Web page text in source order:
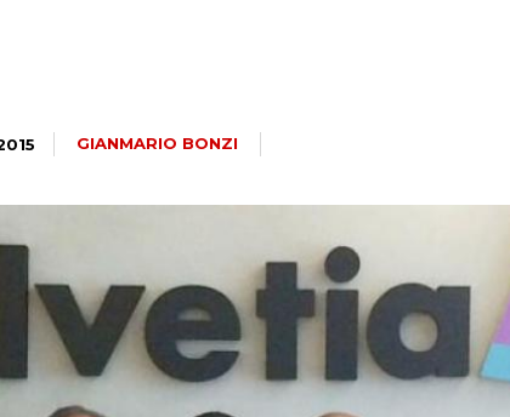
GIANMARIO BONZI